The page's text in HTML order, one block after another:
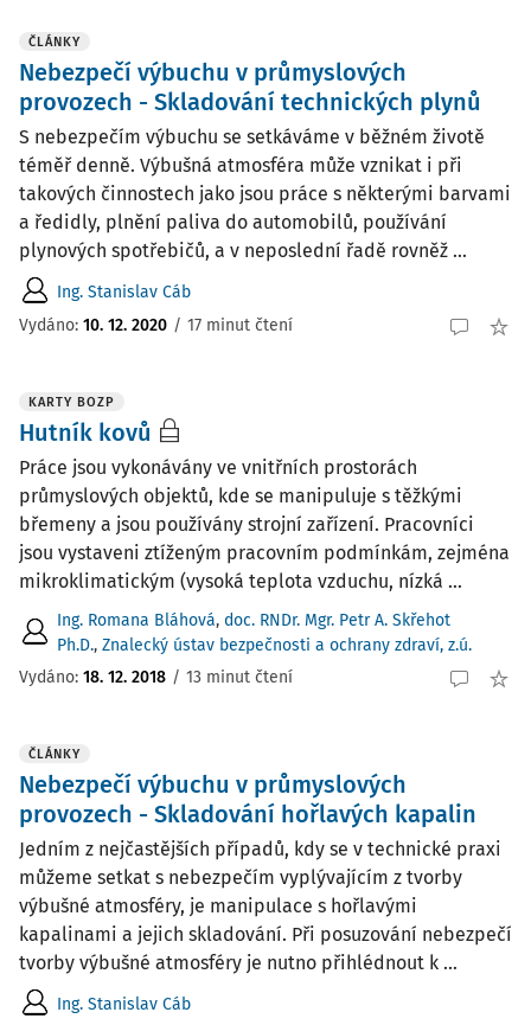
ČLÁNKY
Nebezpečí výbuchu v průmyslových
provozech - Skladování technických plynů
S nebezpečím výbuchu se setkáváme v běžném životě
téměř denně. Výbušná atmosféra může vznikat i při
takových činnostech jako jsou práce s některými barvami
a ředidly, plnění paliva do automobilů, používání
plynových spotřebičů, a v neposlední řadě rovněž ...
Ing. Stanislav Cáb
Vydáno: 10. 12. 2020 / 17 minut čtení
KARTY BOZP
Hutník kovů
Práce jsou vykonávány ve vnitřních prostorách
průmyslových objektů, kde se manipuluje s těžkými
břemeny a jsou používány strojní zařízení. Pracovníci
jsou vystaveni ztíženým pracovním podmínkám, zejména
mikroklimatickým (vysoká teplota vzduchu, nízká ...
Ing. Romana Bláhová, doc. RNDr. Mgr. Petr A. Skřehot
Ph.D., Znalecký ústav bezpečnosti a ochrany zdraví, z.ú.
Vydáno: 18. 12. 2018 / 13 minut čtení
ČLÁNKY
Nebezpečí výbuchu v průmyslových
provozech - Skladování hořlavých kapalin
Jedním z nejčastějších případů, kdy se v technické praxi
můžeme setkat s nebezpečím vyplývajícím z tvorby
výbušné atmosféry, je manipulace s hořlavými
kapalinami a jejich skladování. Při posuzování nebezpečí
tvorby výbušné atmosféry je nutno přihlédnout k ...
Ing. Stanislav Cáb